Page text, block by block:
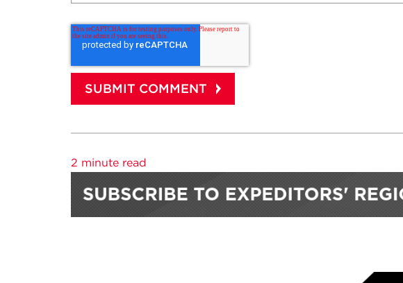
2 minute read